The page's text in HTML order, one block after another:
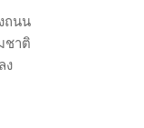
ถนน
ชาติ
ง